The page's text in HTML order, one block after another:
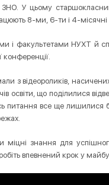
ЗНО. У цьому
8-ми, 6-ти і 4-місячні
і факультетами НУХТ й
конференції.
з відеороликів, насичених
освіти, що поділилися
все ще лишилися
знання для
впевнений крок у